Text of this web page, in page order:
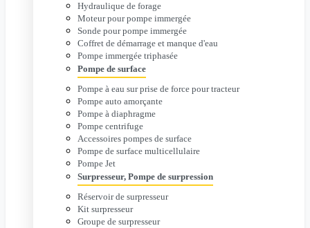
Hydraulique de forage
Moteur pour pompe immergée
Sonde pour pompe immergée
Coffret de démarrage et manque d'eau
Pompe immergée triphasée
Pompe de surface
Pompe à eau sur prise de force pour tracteur
Pompe auto amorçante
Pompe à diaphragme
Pompe centrifuge
Accessoires pompes de surface
Pompe de surface multicellulaire
Pompe Jet
Surpresseur, Pompe de surpression
Réservoir de surpresseur
Kit surpresseur
Groupe de surpresseur